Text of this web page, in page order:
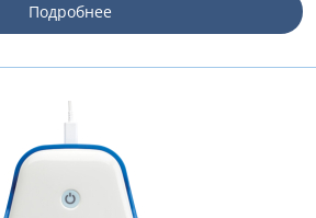
Подробнее